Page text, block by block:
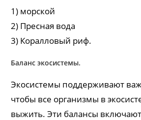
1) морской
2) Пресная вода
3) Коралловый риф.
Баланс экосистемы.
Экосистемы поддерживают
чтобы все организмы в
выжить. Эти балансы